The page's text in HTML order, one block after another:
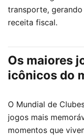
transporte,
receita fiscal.
Os maiores
icônicos do
O Mundial de
jogos mais
momentos que